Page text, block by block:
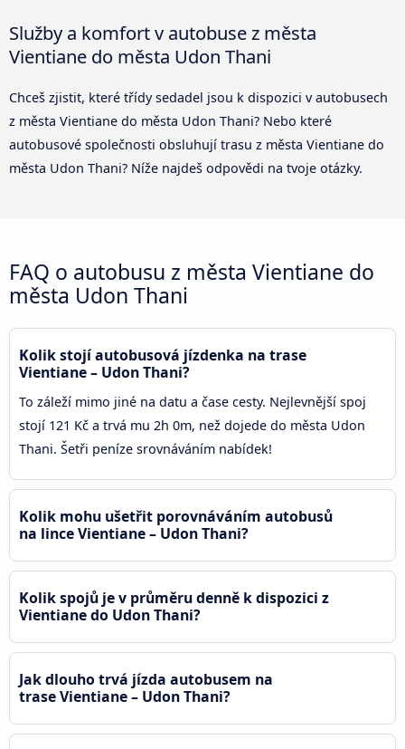
Služby a komfort v autobuse z města
Vientiane do města Udon Thani
Chceš zjistit, které třídy sedadel jsou k dispozici v autobusech
z města Vientiane do města Udon Thani? Nebo které
autobusové společnosti obsluhují trasu z města Vientiane do
města Udon Thani? Níže najdeš odpovědi na tvoje otázky.
FAQ o autobusu z města Vientiane do
města Udon Thani
Kolik stojí autobusová jízdenka na trase
Vientiane – Udon Thani?
To záleží mimo jiné na datu a čase cesty. Nejlevnější spoj
stojí 121 Kč a trvá mu 2h 0m, než dojede do města Udon
Thani. Šetři peníze srovnáváním nabídek!
Kolik mohu ušetřit porovnáváním autobusů
na lince Vientiane – Udon Thani?
Kolik spojů je v průměru denně k dispozici z
Vientiane do Udon Thani?
Jak dlouho trvá jízda autobusem na
trase Vientiane – Udon Thani?